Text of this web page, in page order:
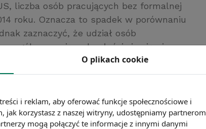
liczba osób pracujących bez formalnej
roku. Oznacza to spadek w porównaniu
zaznaczyć, że udział osób
ogóle pracujących właściwie się nie
4,6% w 2010 roku.O plikach cookie
i reklam, aby oferować funkcje społecznościowe i
korzystasz z naszej witryny, udostępniamy partnerom
mogą połączyć te informacje z innymi danymi